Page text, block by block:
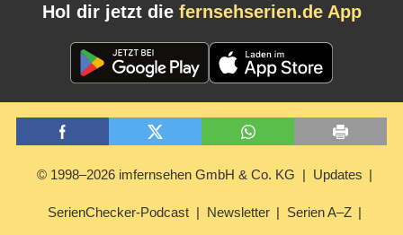
Hol dir jetzt die fernsehserien.de App
© 1998–2026 imfernsehen GmbH & Co. KG Updates
SerienChecker-Podcast Newsletter Serien A–Z